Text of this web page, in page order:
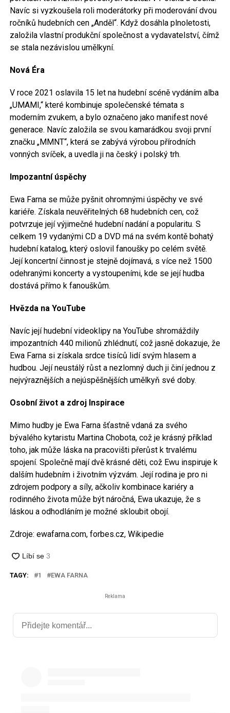
Navíc si vyzkoušela roli moderátorky při moderování dvou
ročníků hudebních cen „Anděl“. Když dosáhla plnoletosti,
založila vlastní produkční společnost a vydavatelství, čímž
se stala nezávislou umělkyní.
Nová Éra
V roce 2021 oslavila 15 let na hudební scéně vydáním alba
„UMAMI,“ které kombinuje společenské témata s
moderním zvukem, a bylo označeno jako manifest nové
generace. Navíc založila se svou kamarádkou svoji první
značku „MMNT“, která se zabývá výrobou přírodních
vonných svíček, a uvedla ji na český i polský trh.
Impozantní úspěchy
Ewa Farna se může pyšnit ohromnými úspěchy ve své
kariéře. Získala neuvěřitelných 68 hudebních cen, což
potvrzuje její výjimečné hudební nadání a popularitu. S
celkem 19 vydanými CD a DVD má na svém kontě bohatý
hudební katalog, který oslovil fanoušky po celém světě.
Její koncertní činnost je stejně dojímavá, s více než 1500
odehranými koncerty a vystoupeními, kde se její hudba
dostává přímo k fanouškům.
Hvězda na YouTube
Navíc její hudební videoklipy na YouTube shromáždily
impozantních 440 milionů zhlédnutí, což jasně dokazuje, že
Ewa Farna si získala srdce tisíců lidí svým hlasem a
hudbou. Její neustálý růst a nezlomný duch ji činí jednou z
nejvýraznějších a nejúspěšnějších umělkyň své doby.
Osobní život a zdroj Inspirace
Mimo hudby je Ewa Farna šťastně vdaná za svého
bývalého kytaristu Martina Chobota, což je krásný příklad
toho, jak může láska na pracovišti přerůst k trvalému
spojení. Společně mají dvě krásné děti, což Ewu inspiruje k
dalším hudebním i životním výzvám. Její rodina je pro ni
zdrojem podpory a síly, ačkoliv kombinace kariéry a
rodinného života může být náročná, Ewa ukazuje, že s
láskou a odhodláním je možné skloubit obojí.
Zdroje: ewafarna.com, forbes.cz, Wikipedie
TAGY: 1 EWA FARNA
Reklama